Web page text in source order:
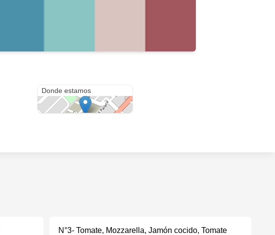
Donde estamos
N°3- Tomate, Mozzarella, Jamón cocido, Tomate